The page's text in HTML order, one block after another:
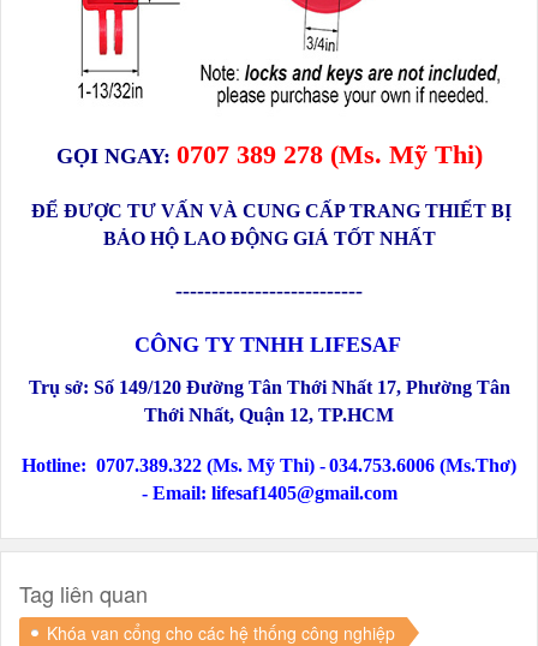
GỌI NGAY: 0707 389 278(Ms. Mỹ Thi)
ĐỂ ĐƯỢC TƯ VẤN VÀ CUNG CẤP TRANG THIẾT BỊ
BẢO HỘ LAO ĐỘNG GIÁ TỐT NHẤT
--------------------------
CÔNG TY TNHH LIFESAF
Trụ sở: Số 149/120 Đường Tân Thới Nhất 17, Phường Tân
Thới Nhất, Quận 12, TP.HCM
Hotline: 0707.389.322 (Ms. Mỹ Thi) -034.753.6006 (Ms.Thơ)
- Email: lifesaf1405@gmail.com
Tag liên quan
Khóa van cổng cho các hệ thống công nghiệp